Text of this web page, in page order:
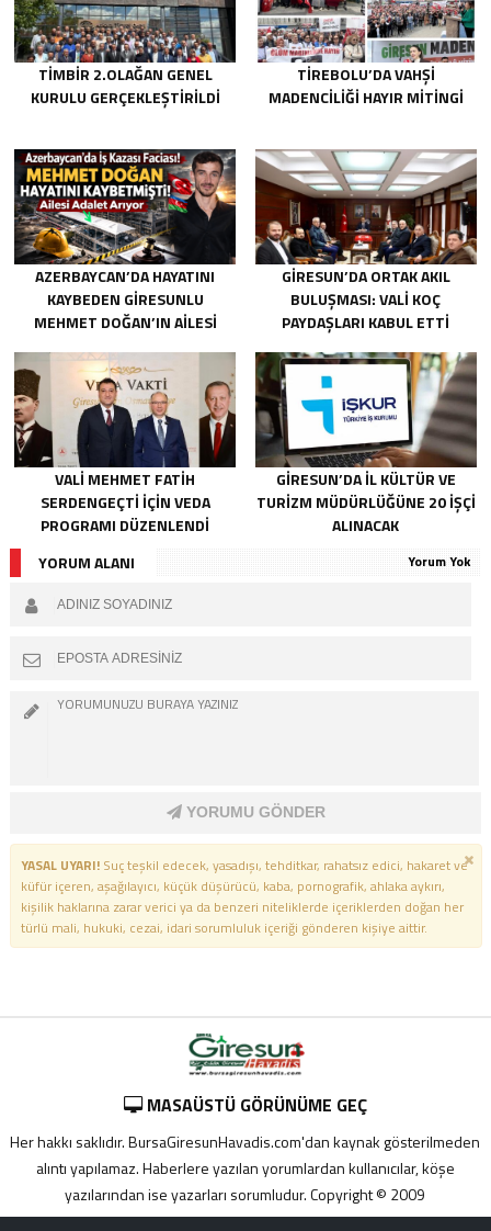
TİMBİR 2.OLAĞAN GENEL
KURULU GERÇEKLEŞTIRILDI
TIREBOLU’DA VAHŞI
MADENCILIĞI HAYIR MITINGI
AZERBAYCAN’DA HAYATINI
KAYBEDEN GIRESUNLU
MEHMET DOĞAN’IN AILESI
GIRESUN’DA ORTAK AKIL
BULUŞMASI: VALI KOÇ
PAYDAŞLARI KABUL ETTI
VALI MEHMET FATIH
SERDENGEÇTI İÇIN VEDA
PROGRAMI DÜZENLENDI
GIRESUN’DA İL KÜLTÜR VE
TURIZM MÜDÜRLÜĞÜNE 20 İŞÇI
ALINACAK
YORUM ALANI
Yorum Yok
YORUMU GÖNDER
YASAL UYARI!Suç teşkil edecek, yasadışı, tehditkar, rahatsız edici, hakaret ve
küfür içeren, aşağılayıcı, küçük düşürücü, kaba, pornografik, ahlaka aykırı,
kişilik haklarına zarar verici ya da benzeri niteliklerde içeriklerden doğan her
türlü mali, hukuki, cezai, idari sorumluluk içeriği gönderen kişiye aittir.
MASAÜSTÜ GÖRÜNÜME GEÇ
Her hakkı saklıdır. BursaGiresunHavadis.com'dan kaynak gösterilmeden
alıntı yapılamaz. Haberlere yazılan yorumlardan kullanıcılar, köşe
yazılarından ise yazarları sorumludur. Copyright © 2009